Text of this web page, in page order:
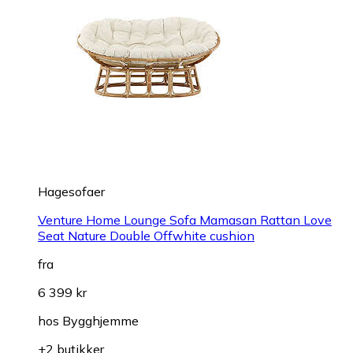
Hagesofaer
Venture Home Lounge Sofa Mamasan Rattan Love
Seat Nature Double Offwhite cushion
fra
6 399 kr
hos Bygghjemme
+2 butikker